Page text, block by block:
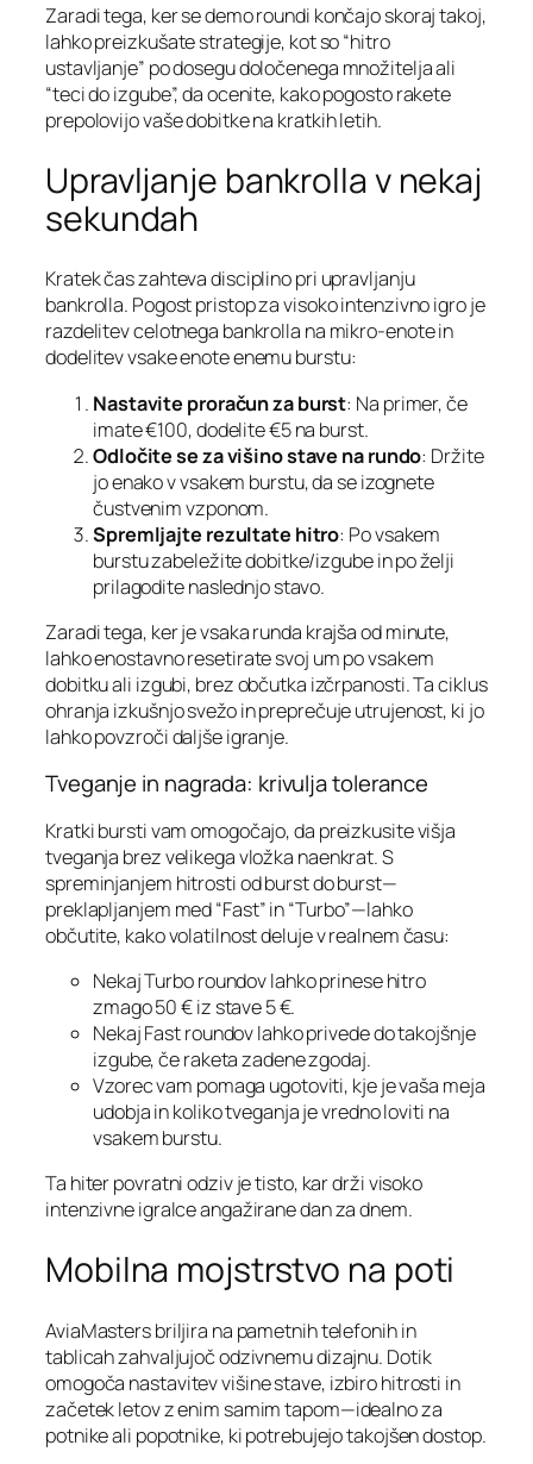
Zaradi tega, ker se demo roundi končajo skoraj takoj,
lahko preizkušate strategije, kot so “hitro
ustavljanje” po dosegu določenega množitelja ali
“teci do izgube”, da ocenite, kako pogosto rakete
prepolovijo vaše dobitke na kratkih letih.
Upravljanje bankrolla v nekaj
sekundah
Kratek čas zahteva disciplino pri upravljanju
bankrolla. Pogost pristop za visoko intenzivno igro je
razdelitev celotnega bankrolla na mikro‑enote in
dodelitev vsake enote enemu burstu:
Nastavite proračun za burst: Na primer, če
imate €100, dodelite €5 na burst.
Odločite se za višino stave na rundo: Držite
jo enako v vsakem burstu, da se izognete
čustvenim vzponom.
Spremljajte rezultate hitro: Po vsakem
burstu zabeležite dobitke/izgube in po želji
prilagodite naslednjo stavo.
Zaradi tega, ker je vsaka runda krajša od minute,
lahko enostavno resetirate svoj um po vsakem
dobitku ali izgubi, brez občutka izčrpanosti. Ta ciklus
ohranja izkušnjo svežo in preprečuje utrujenost, ki jo
lahko povzroči daljše igranje.
Tveganje in nagrada: krivulja tolerance
Kratki bursti vam omogočajo, da preizkusite višja
tveganja brez velikega vložka naenkrat. S
spreminjanjem hitrosti od burst do burst—
preklapljanjem med “Fast” in “Turbo”—lahko
občutite, kako volatilnost deluje v realnem času:
Nekaj Turbo roundov lahko prinese hitro
zmago 50 € iz stave 5 €.
Nekaj Fast roundov lahko privede do takojšnje
izgube, če raketa zadene zgodaj.
Vzorec vam pomaga ugotoviti, kje je vaša meja
udobja in koliko tveganja je vredno loviti na
vsakem burstu.
Ta hiter povratni odziv je tisto, kar drži visoko
intenzivne igralce angažirane dan za dnem.
Mobilna mojstrstvo na poti
AviaMasters briljira na pametnih telefonih in
tablicah zahvaljujoč odzivnemu dizajnu. Dotik
omogoča nastavitev višine stave, izbiro hitrosti in
začetek letov z enim samim tapom—idealno za
potnike ali popotnike, ki potrebujejo takojšen dostop.